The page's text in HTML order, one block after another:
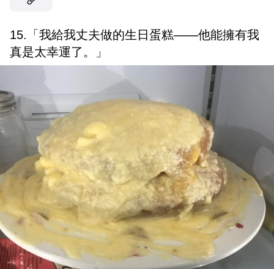
15.「我給我丈夫做的生日蛋糕——他能擁有我
真是太幸運了。」